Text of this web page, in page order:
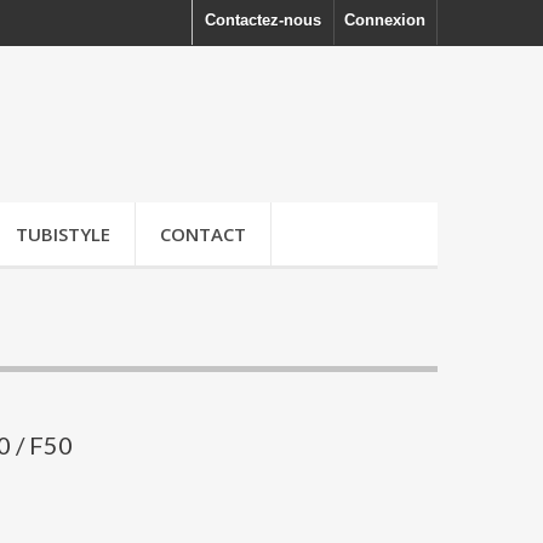
Connexion
Contactez-nous
TUBISTYLE CONTACT
/ F50